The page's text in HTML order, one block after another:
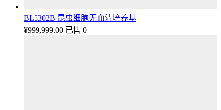
BL3302B 昆虫细胞无血清培养基
¥999,999.00 已售 0